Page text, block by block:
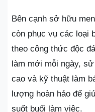
Bên cạnh sở hữu
còn phục vụ các loại
theo công thức độc
làm mới mỗi ngày,
cao và kỹ thuật làm
lượng hoàn hảo để
suốt buổi làm việc.